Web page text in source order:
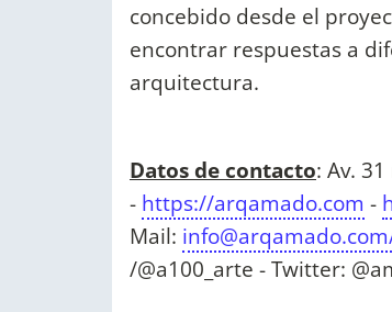
concebido desde el
encontrar respuestas a
arquitectura.
Datos de contacto: Av.
- https://arqamado.com -
Mail: info@arqamado.com
/@a100_arte - Twitter: